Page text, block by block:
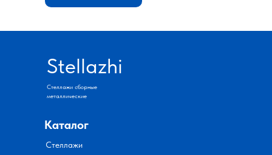
Стеллажи сборные
металлические
Stellazhi
Каталог
Стеллажи